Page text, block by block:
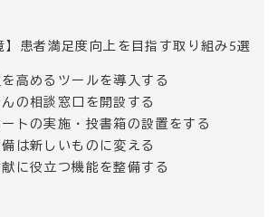
】患者満足度向上を目指す取り組み5選
高めるツールを導入する
の相談窓口を開設する
トの実施・投書箱の設置をする
は新しいものに変える
に役立つ機能を整備する